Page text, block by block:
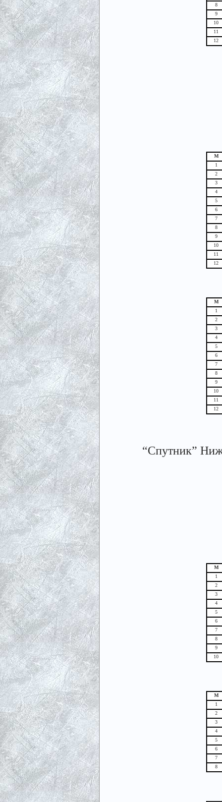
8
9
10
11
12
М
1
2
3
4
5
6
7
8
9
10
11
12
М
1
2
3
4
5
6
7
8
9
10
11
12
“Спутник”
М
1
2
3
4
5
6
7
8
9
10
М
1
2
3
4
5
6
7
8